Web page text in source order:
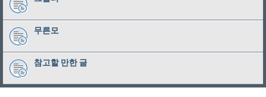
무른모
참고할 만한 글